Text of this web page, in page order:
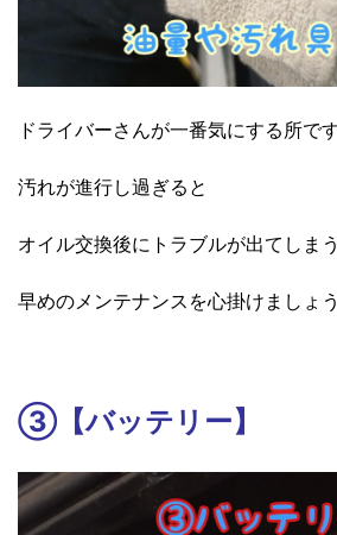
ドライバーさんが一番気にする所で
汚れが進行し過ぎると
オイル交換後にトラブルが出てしま
早めのメンテナンスを心掛けましょう
③【バッテリー】